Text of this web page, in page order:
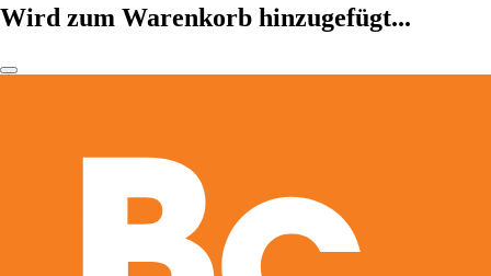
Wird zum Warenkorb hinzugefügt...